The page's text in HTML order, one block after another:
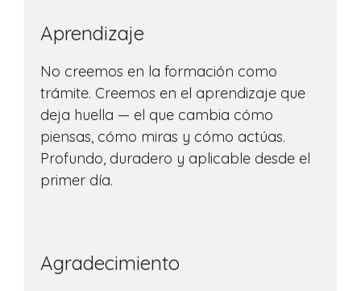
Aprendizaje
No creemos en la formación como
trámite. Creemos en el aprendizaje que
deja huella — el que cambia cómo
piensas, cómo miras y cómo actúas.
Profundo, duradero y aplicable desde el
primer día.
Agradecimiento